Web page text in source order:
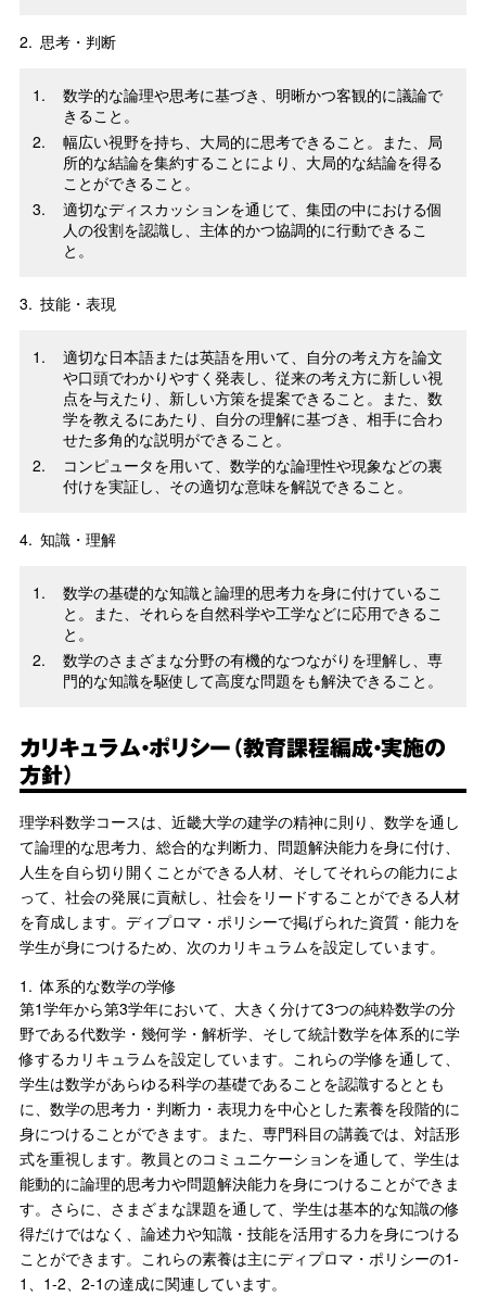
2. 思考・判断
数学的な論理や思考に基づき、明晰かつ客観的に議論で
きること。
幅広い視野を持ち、大局的に思考できること。また、局
所的な結論を集約することにより、大局的な結論を得る
ことができること。
適切なディスカッションを通じて、集団の中における個
人の役割を認識し、主体的かつ協調的に行動できるこ
と。
3. 技能・表現
適切な日本語または英語を用いて、自分の考え方を論文
や口頭でわかりやすく発表し、従来の考え方に新しい視
点を与えたり、新しい方策を提案できること。また、数
学を教えるにあたり、自分の理解に基づき、相手に合わ
せた多角的な説明ができること。
コンピュータを用いて、数学的な論理性や現象などの裏
付けを実証し、その適切な意味を解説できること。
4. 知識・理解
数学の基礎的な知識と論理的思考力を身に付けているこ
と。また、それらを自然科学や工学などに応用できるこ
と。
数学のさまざまな分野の有機的なつながりを理解し、専
門的な知識を駆使して高度な問題をも解決できること。
カリキュラム・ポリシー（教育課程編成・実施の
方針）
理学科数学コースは、近畿大学の建学の精神に則り、数学を通し
て論理的な思考力、総合的な判断力、問題解決能力を身に付け、
人生を自ら切り開くことができる人材、そしてそれらの能力によ
って、社会の発展に貢献し、社会をリードすることができる人材
を育成します。ディプロマ・ポリシーで掲げられた資質・能力を
学生が身につけるため、次のカリキュラムを設定しています。
1. 体系的な数学の学修
第1学年から第3学年において、大きく分けて3つの純粋数学の分
野である代数学・幾何学・解析学、そして統計数学を体系的に学
修するカリキュラムを設定しています。これらの学修を通して、
学生は数学があらゆる科学の基礎であることを認識するととも
に、数学の思考力・判断力・表現力を中心とした素養を段階的に
身につけることができます。また、専門科目の講義では、対話形
式を重視します。教員とのコミュニケーションを通して、学生は
能動的に論理的思考力や問題解決能力を身につけることができま
す。さらに、さまざまな課題を通して、学生は基本的な知識の修
得だけではなく、論述力や知識・技能を活用する力を身につける
ことができます。これらの素養は主にディプロマ・ポリシーの1-
1、1-2、2-1の達成に関連しています。